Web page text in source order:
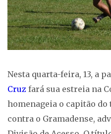
Nesta quarta-feira, 13, a
Cruz fará sua estreia na
homenageia o capitão do
contra o Gramadense,